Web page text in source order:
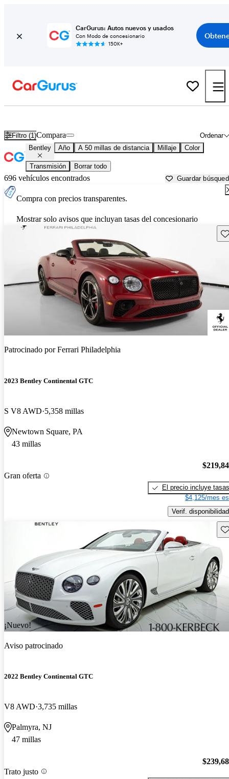
CarGurus: Autos nuevos y usados
Con Modo de concesionario
150K+
Filtro (1) Ordenar
Compara
Bentley Año A 50 millas de distancia Millaje Color
Transmisión Borrar todo
696 vehículos encontrados Guardar
Compra con precios transparentes.
Mostrar solo avisos que incluyan tasas del concesionario
Patrocinado porFerrari Philadelphia
2023 Bentley Continental GTC
S V8 AWD 5,358 millas
Newtown Square, PA
43 millas
Gran oferta
El precio incluye tasas
$4,125/mes
Verif. disponibilidad
¡Nuevo!
Aviso patrocinado
2022 Bentley Continental GTC
V8 AWD 3,735 millas
Palmyra, NJ
47 millas
Trato justo